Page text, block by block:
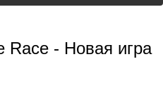
Race - Новая игра